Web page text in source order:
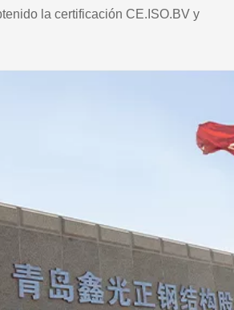
la certificación CE.ISO.BV y